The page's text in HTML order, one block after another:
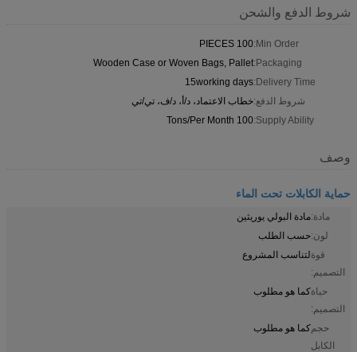
شروط الدفع والشحن
Min Order:
100 PIECES
Packaging:
Wooden Case or Woven Bags, Pallet
Delivery Time:
15working days
شروط الدفع:خطاب الاعتماد، د/أ، د/ف، تي/تي
Supply Ability:
100 Tons/Per Month
وصف
حماية الكابلات تحت الماء
مادة:مادة البولي يوريثين
لون:حسب الطلب
قوة
التصميم:
لتناسب المشروع
حياة
التصميم:
كما هو مطلوب
حجم
الكابل
كما هو مطلوب